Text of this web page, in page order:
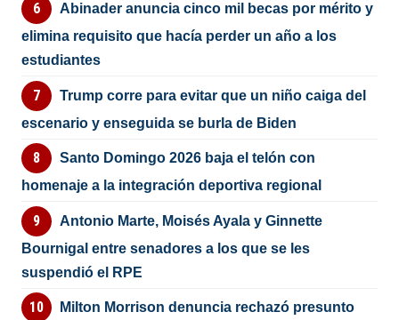
Abinader anuncia cinco mil becas por mérito y
elimina requisito que hacía perder un año a los
estudiantes
Trump corre para evitar que un niño caiga del
escenario y enseguida se burla de Biden
Santo Domingo 2026 baja el telón con
homenaje a la integración deportiva regional
Antonio Marte, Moisés Ayala y Ginnette
Bournigal entre senadores a los que se les
suspendió el RPE
Milton Morrison denuncia rechazó presunto